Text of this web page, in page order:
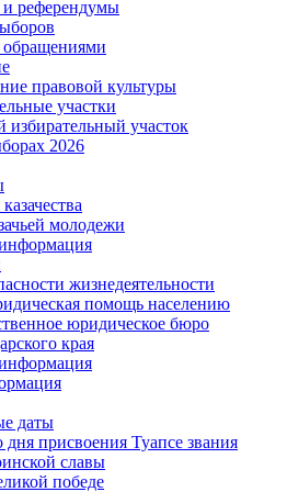
референдумы
обращениями
правовой культуры
участки
участок
2026
молодежи
жизнедеятельности
помощь населению
юридическое бюро
края
даты
дня присвоения Туапсе звания
славы
победе